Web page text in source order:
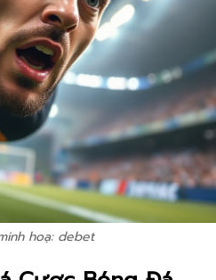
hoạ: debet